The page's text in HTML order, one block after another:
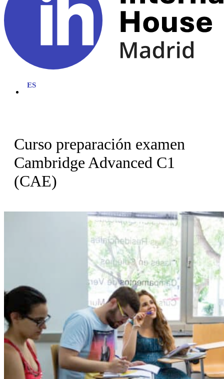
Curso preparación examen
Cambridge Advanced C1
(CAE)